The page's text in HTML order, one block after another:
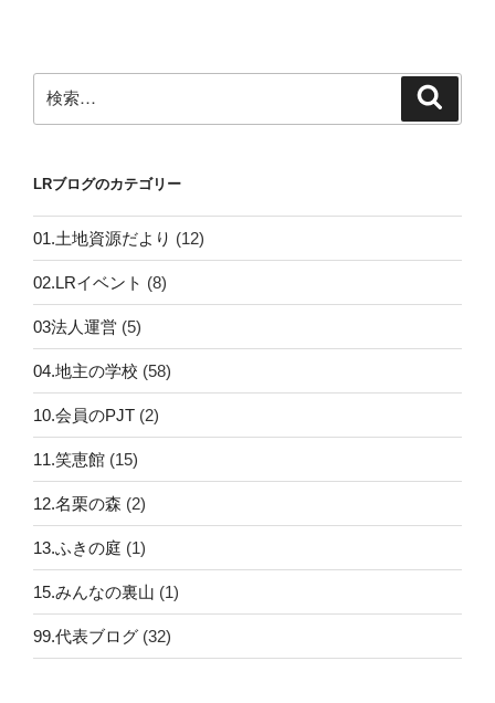
索:
LRブログのカテゴリー
01.土地資源だより (12)
02.LRイベント (8)
03法人運営 (5)
04.地主の学校 (58)
10.会員のPJT (2)
11.笑恵館 (15)
12.名栗の森 (2)
13.ふきの庭 (1)
15.みんなの裏山 (1)
99.代表ブログ (32)